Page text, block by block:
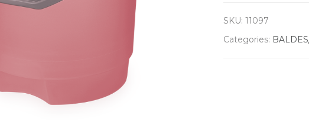
SKU: 11097
Categories: